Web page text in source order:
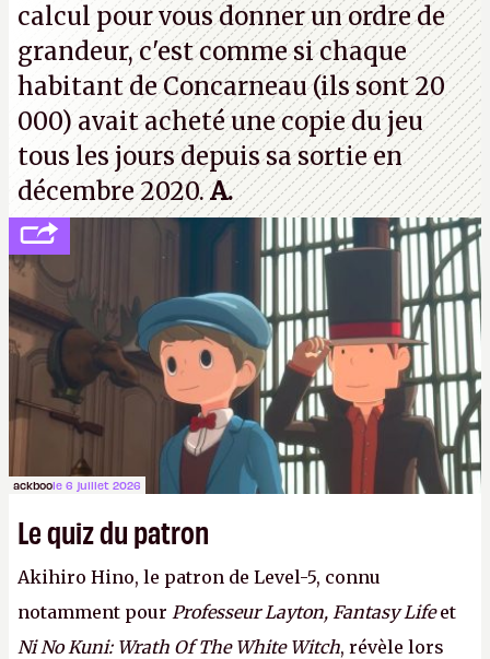
calcul pour vous donner un ordre de
grandeur, c'est comme si chaque
habitant de Concarneau (ils sont 20
000) avait acheté une copie du jeu
tous les jours depuis sa sortie en
décembre 2020.A.
ackboole 6 juillet 2026
Le quiz du patron
Akihiro Hino, le patron de Level-5, connu
notamment pour Professeur Layton, Fantasy Lifeet
Ni No Kuni: Wrath Of The White Witch, révèle lors